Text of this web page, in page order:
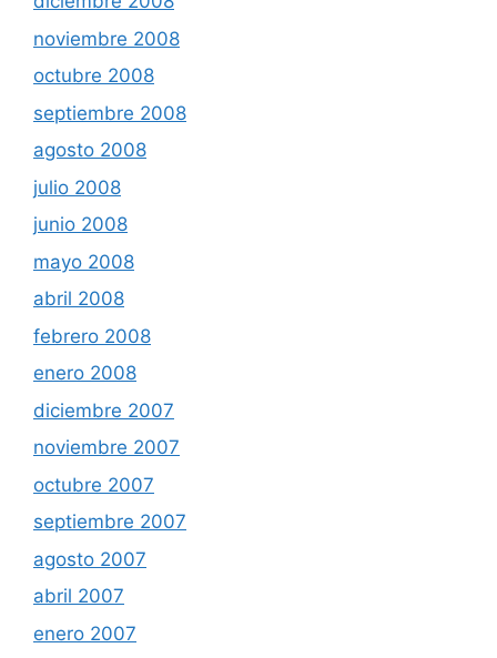
noviembre 2008
octubre 2008
septiembre 2008
agosto 2008
julio 2008
junio 2008
mayo 2008
abril 2008
febrero 2008
enero 2008
diciembre 2007
noviembre 2007
octubre 2007
septiembre 2007
agosto 2007
abril 2007
enero 2007